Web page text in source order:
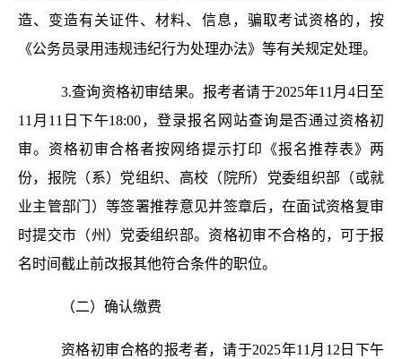
造、变造有关证件、材料、信息，骗取考试资格的，按
《公务员录用违规违纪行为处理办法》等有关规定处理。
3.查询资格初审结果。报考者请于2025年11月4日至
11月11日下午18:00，登录报名网站查询是否通过资格初
审。资格初审合格者按网络提示打印《报名推荐表》两
份，报院（系）党组织、高校（院所）党委组织部（或就
业主管部门）等签署推荐意见并签章后，在面试资格复审
时提交市（州）党委组织部。资格初审不合格的，可于报
名时间截止前改报其他符合条件的职位。
（二）确认缴费
资格初审合格的报考者，请于2025年11月12日下午